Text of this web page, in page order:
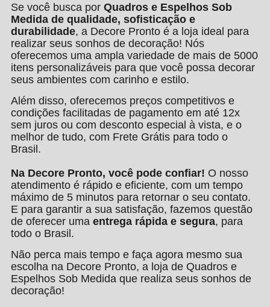
Se você busca por Quadros e Espelhos Sob
Medida de qualidade, sofisticação e
durabilidade, a Decore Pronto é a loja ideal para
realizar seus sonhos de decoração! Nós
oferecemos uma ampla variedade de mais de 5000
itens personalizáveis para que você possa decorar
seus ambientes com carinho e estilo.
Além disso, oferecemos preços competitivos e
condições facilitadas de pagamento em até 12x
sem juros ou com desconto especial à vista, e o
melhor de tudo, com Frete Grátis para todo o
Brasil.
Na Decore Pronto, você pode confiar! O nosso
atendimento é rápido e eficiente, com um tempo
máximo de 5 minutos para retornar o seu contato.
E para garantir a sua satisfação, fazemos questão
de oferecer uma entrega rápida e segura, para
todo o Brasil.
Não perca mais tempo e faça agora mesmo sua
escolha na Decore Pronto, a loja de Quadros e
Espelhos Sob Medida que realiza seus sonhos de
decoração!